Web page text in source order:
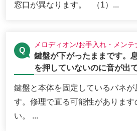
窓口が異なります。 （1）...
メロディオン/お手入れ・メンテ
鍵盤が下がったままです。
を押していないのに音が出
鍵盤と本体を固定しているバネが
す。修理で直る可能性があります
い。 ...